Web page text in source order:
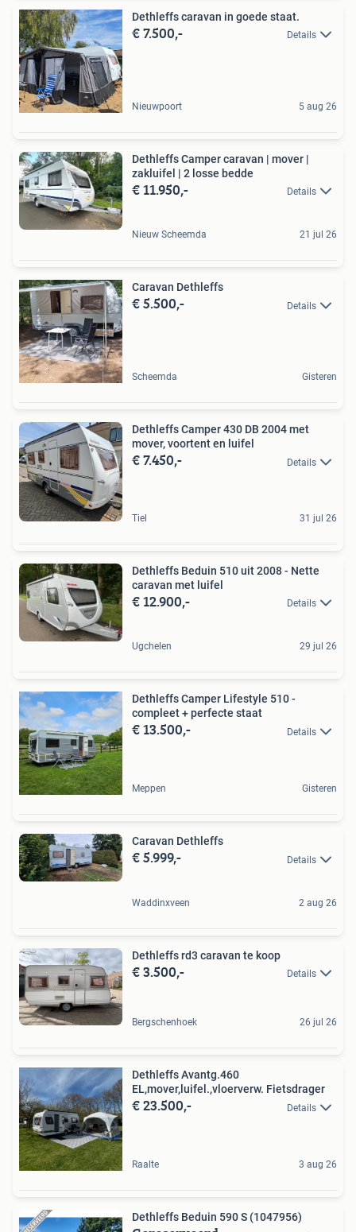
Dethleffs caravan in goede staat.
€ 7.500,- Details
Nieuwpoort 5 aug 26
Dethleffs Camper caravan | mover |
zakluifel | 2 losse bedde
€ 11.950,- Details
Nieuw Scheemda 21 jul 26
Caravan Dethleffs
€ 5.500,- Details
Scheemda Gisteren
Dethleffs Camper 430 DB 2004 met
mover, voortent en luifel
€ 7.450,- Details
Tiel 31 jul 26
Dethleffs Beduin 510 uit 2008 - Nette
caravan met luifel
€ 12.900,- Details
Ugchelen 29 jul 26
Dethleffs Camper Lifestyle 510 -
compleet + perfecte staat
€ 13.500,- Details
Meppen Gisteren
Caravan Dethleffs
€ 5.999,- Details
Waddinxveen 2 aug 26
Dethleffs rd3 caravan te koop
€ 3.500,- Details
Bergschenhoek 26 jul 26
Dethleffs Avantg.460
EL,mover,luifel.,vloerverw. Fietsdrager
€ 23.500,- Details
Raalte 3 aug 26
Dethleffs Beduin 590 S (1047956)